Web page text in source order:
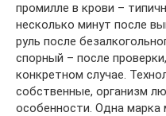
промилле в крови –
несколько минут после
руль после
спорный – после
конкретном случае.
собственные, организм
особенности. Одна